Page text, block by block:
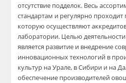
отсутствие подделок. Весь
стандартам и регулярно проходит
которую осуществляют
лаборатории. Целью
является развитие и внедрение
инновационных технологий в
культур на Урале, в Сибири и на
обеспечение производителей